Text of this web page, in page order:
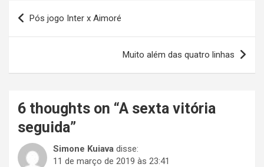
Navegação
de
Pós jogo Inter x Aimoré
Muito além das quatro linhas
6 thoughts on “A sexta vitória
seguida”
Simone Kuiava disse:
11 de março de 2019 às 23:41